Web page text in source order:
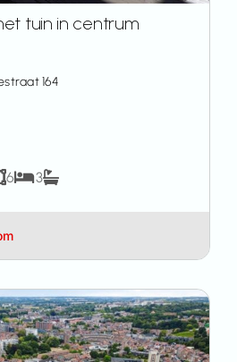
tuin in centrum
164
6 3